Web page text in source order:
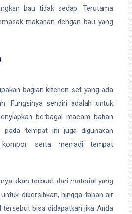
bau tidak sedap. Terutama
makanan dengan bau yang
bagian kitchen set yang ada
Fungsinya sendiri adalah untuk
berbagai macam bahan
pada tempat ini juga digunakan
kompor serta menjadi tempat
akan terbuat dari material yang
dibersihkan, hingga tahan air
tersebut bisa didapatkan jika Anda